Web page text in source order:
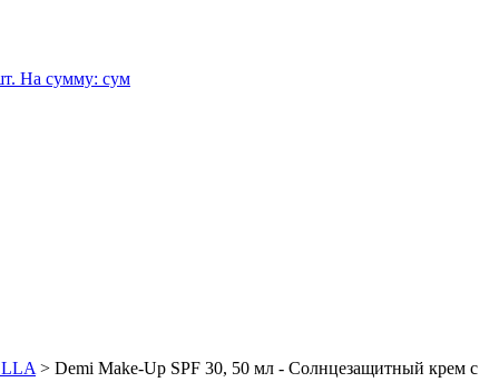
На сумму: сум
> Demi Мake-Up SPF 30, 50 мл - Солнцезащитный крем с